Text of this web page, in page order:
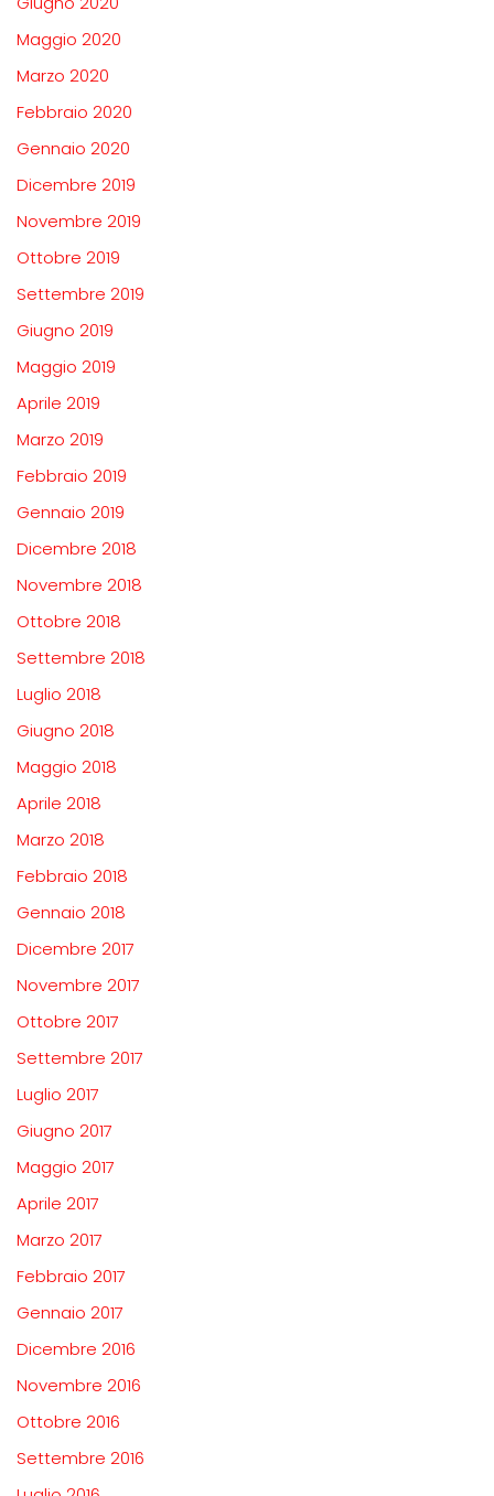
Maggio 2020
Marzo 2020
Febbraio 2020
Gennaio 2020
Dicembre 2019
Novembre 2019
Ottobre 2019
Settembre 2019
Giugno 2019
Maggio 2019
Aprile 2019
Marzo 2019
Febbraio 2019
Gennaio 2019
Dicembre 2018
Novembre 2018
Ottobre 2018
Settembre 2018
Luglio 2018
Giugno 2018
Maggio 2018
Aprile 2018
Marzo 2018
Febbraio 2018
Gennaio 2018
Dicembre 2017
Novembre 2017
Ottobre 2017
Settembre 2017
Luglio 2017
Giugno 2017
Maggio 2017
Aprile 2017
Marzo 2017
Febbraio 2017
Gennaio 2017
Dicembre 2016
Novembre 2016
Ottobre 2016
Settembre 2016